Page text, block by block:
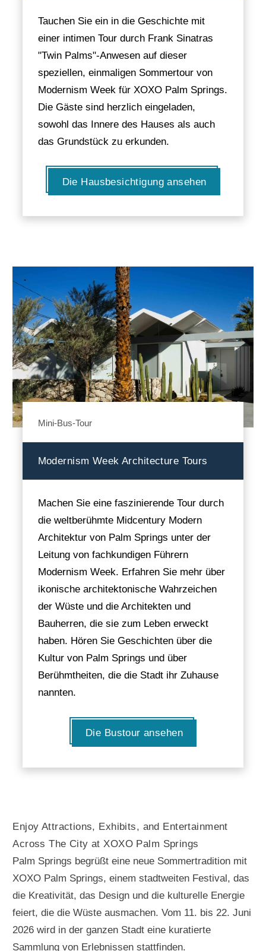
Tauchen Sie ein in die Geschichte mit
einer intimen Tour durch Frank Sinatras
"Twin Palms"-Anwesen auf dieser
speziellen, einmaligen Sommertour von
Modernism Week für XOXO Palm Springs.
Die Gäste sind herzlich eingeladen,
sowohl das Innere des Hauses als auch
das Grundstück zu erkunden.
Die Hausbesichtigung ansehen
Mini-Bus-Tour
Modernism Week Architecture Tours
Machen Sie eine faszinierende Tour durch
die weltberühmte Midcentury Modern
Architektur von Palm Springs unter der
Leitung von fachkundigen Führern
Modernism Week. Erfahren Sie mehr über
ikonische architektonische Wahrzeichen
der Wüste und die Architekten und
Bauherren, die sie zum Leben erweckt
haben. Hören Sie Geschichten über die
Kultur von Palm Springs und über
Berühmtheiten, die die Stadt ihr Zuhause
nannten.
Die Bustour ansehen
Enjoy Attractions, Exhibits, and Entertainment
Across The City at XOXO Palm Springs
Palm Springs begrüßt eine neue Sommertradition mit
XOXO Palm Springs, einem stadtweiten Festival, das
die Kreativität, das Design und die kulturelle Energie
feiert, die die Wüste ausmachen. Vom 11. bis 22. Juni
2026 wird in der ganzen Stadt eine kuratierte
Sammlung von Erlebnissen stattfinden.